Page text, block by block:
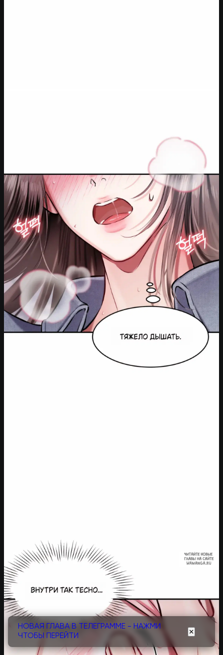
НОВАЯ ГЛАВА В ТЕЛЕГРАММЕ - НАЖМИ
ЧТОБЫ ПЕРЕЙТИ
✕